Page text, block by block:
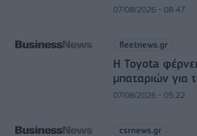
07/08/2026 - 08:47
fleetnews.gr
Η Toyota
μπαταριών για
07/08/2026 - 05:22
csrnews.gr